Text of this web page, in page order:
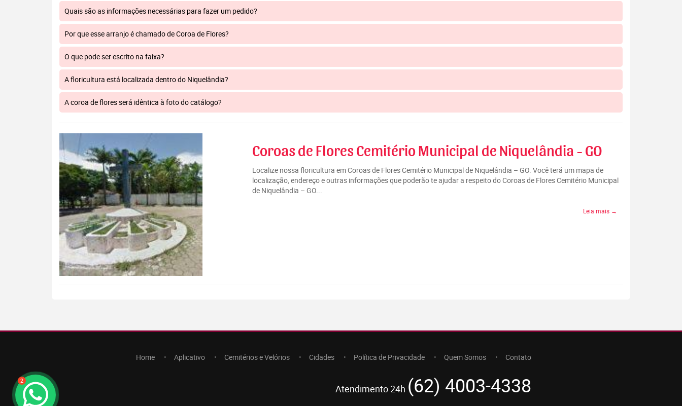
2
Quais são as informações necessárias para fazer um pedido?
Por que esse arranjo é chamado de Coroa de Flores?
O que pode ser escrito na faixa?
A floricultura está localizada dentro do Niquelândia?
A coroa de flores será idêntica à foto do catálogo?
Coroas de Flores Cemitério Municipal de Niquelândia - GO
Localize nossa floricultura em Coroas de Flores Cemitério Municipal de Niquelândia – GO. Você terá um mapa de
localização, endereço e outras informações que poderão te ajudar a respeito do Coroas de Flores Cemitério Municipal
de Niquelândia – GO...
Leia mais →
Home Aplicativo Cemitérios e Velórios Cidades Política de Privacidade Quem Somos Contato
Atendimento 24h (62) 4003-4338